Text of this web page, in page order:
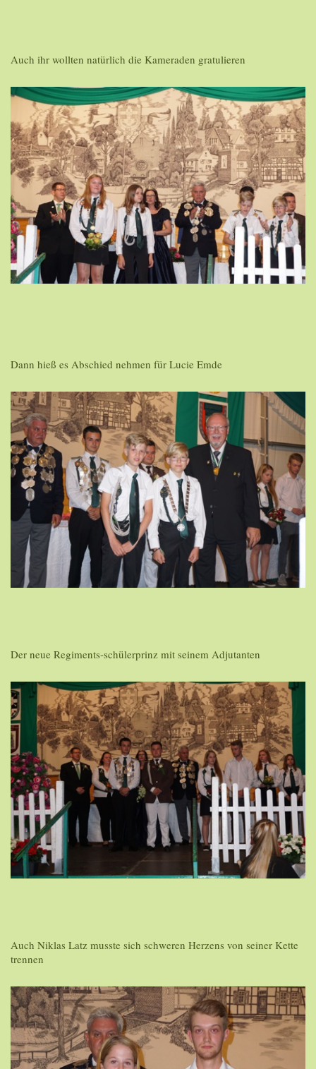
Auch ihr wollten natürlich die Kameraden gratulieren
Dann hieß es Abschied nehmen für Lucie Emde
Der neue Regiments-schülerprinz mit seinem Adjutanten
Auch Niklas Latz musste sich schweren Herzens von seiner Kette
trennen